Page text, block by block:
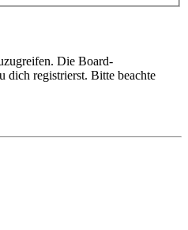
Die Board-
dich registrierst. Bitte beachte